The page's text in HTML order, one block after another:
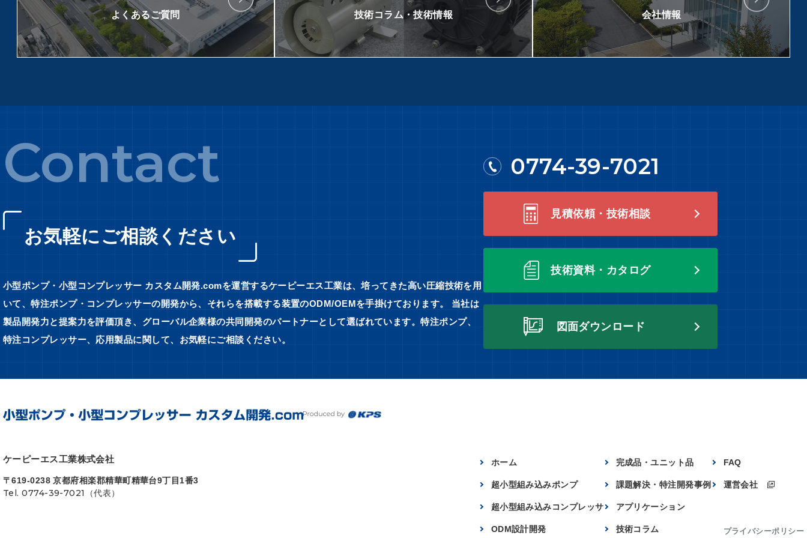
よくあるご質問 技術コラム・技術情報 会社情報
Contact
お気軽にご相談ください
小型ポンプ・小型コンプレッサー カスタム開発.comを運営するケーピーエス工業は、培ってきた高い圧縮技術を用
いて、特注ポンプ・コンプレッサーの開発から、それらを搭載する装置のODM/OEMを手掛けております。 当社は
製品開発力と提案力を評価頂き、グローバル企業様の共同開発のパートナーとして選ばれています。特注ポンプ、
特注コンプレッサー、応用製品に関して、お気軽にご相談ください。
0774-39-7021
見積依頼・技術相談
技術資料・カタログ
図面ダウンロード
ケーピーエス工業株式会社
〒619-0238 京都府相楽郡精華町精華台9丁目1番3
Tel. 0774-39-7021（代表）
ホーム
超小型組み込みポンプ
超小型組み込みコンプレッサ
ODM設計開発
完成品・ユニット品
課題解決・特注開発事例
アプリケーション
技術コラム
FAQ
運営会社
プライバシーポリシー